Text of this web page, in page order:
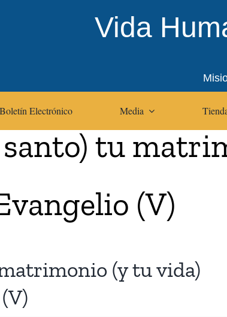
Vida
Boletín Electrónico Media
tu
(V)
(y tu vida)